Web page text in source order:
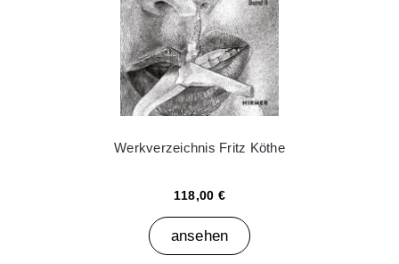
Werkverzeichnis Fritz Köthe
118,00 €
ansehen